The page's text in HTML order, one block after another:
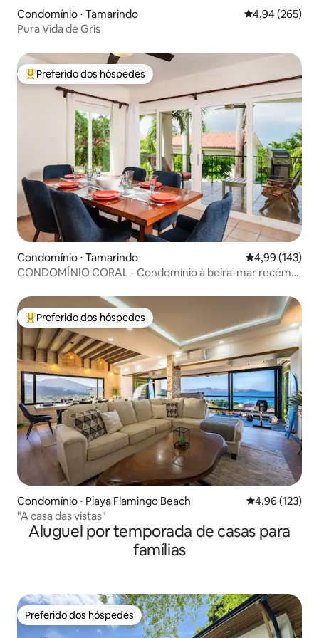
Condomínio ⋅ Tamarindo 4,94 de uma
4,94 (265)
Pura Vida de Gris
Entre os melhores preferidos dos hóspedes
Preferido dos hóspedes
Condomínio ⋅ Tamarindo 4,99 de uma
4,99 (143)
CONDOMÍNIO CORAL - Condomínio à beira-mar recém-
Entre os melhores preferidos dos hóspedes
Preferido dos hóspedes
Condomínio ⋅ Playa Flamingo Beach 4,96 de uma
4,96 (123)
"A casa das vistas"
Aluguel por temporada de casas para
famílias
Preferido dos hóspedes
Preferido dos hóspedes